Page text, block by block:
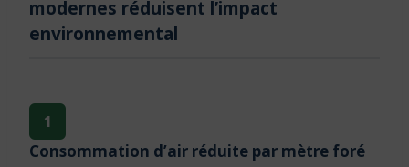
modernes réduisent l’impact
environnemental
1
Consommation d’air réduite par mètre foré